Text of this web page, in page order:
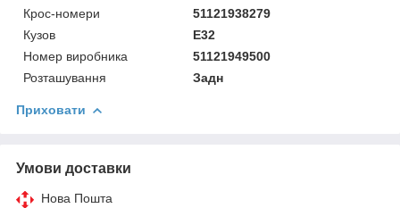
Крос-номери
51121938279
Кузов
E32
Номер виробника
51121949500
Розташування
Задн
Приховати
Умови доставки
Нова Пошта